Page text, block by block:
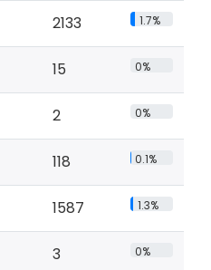
2133 1.7%
15 0%
2 0%
118 0.1%
1587 1.3%
3 0%